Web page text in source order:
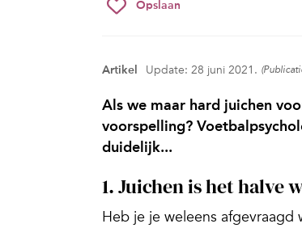
Opslaan
Artikel Update: 28 juni 2021.
Als we maar hard juichen
voorspelling?
duidelijk...
1. Juichen is het halve
Heb je je weleens